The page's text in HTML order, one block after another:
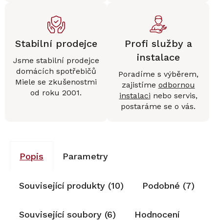
Stabilní prodejce
Jsme stabilní prodejce
domácích spotřebičů
Miele se zkušenostmi
od roku 2001.
Profi služby a
instalace
Poradíme s výběrem,
zajistíme odbornou
instalaci nebo servis,
postaráme se o vás.
Popis Parametry
Související produkty (10) Podobné (7)
Související soubory (6) Hodnocení